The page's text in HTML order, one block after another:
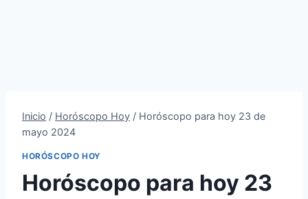
Inicio / Horóscopo Hoy / Horóscopo para hoy 23 de
mayo 2024
HORÓSCOPO HOY
Horóscopo para hoy 23